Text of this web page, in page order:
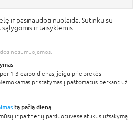
ir pasinaudoti nuolaida. Sutinku su
sąlygomis ir taisyklėmis
nesumuojamos.
1-3 darbo dienas, jeigu prie prekės
pristatymas į paštomatus perkant už
tą pačią dieną.
ir partnerių parduotuvėse atlikus užsakymą